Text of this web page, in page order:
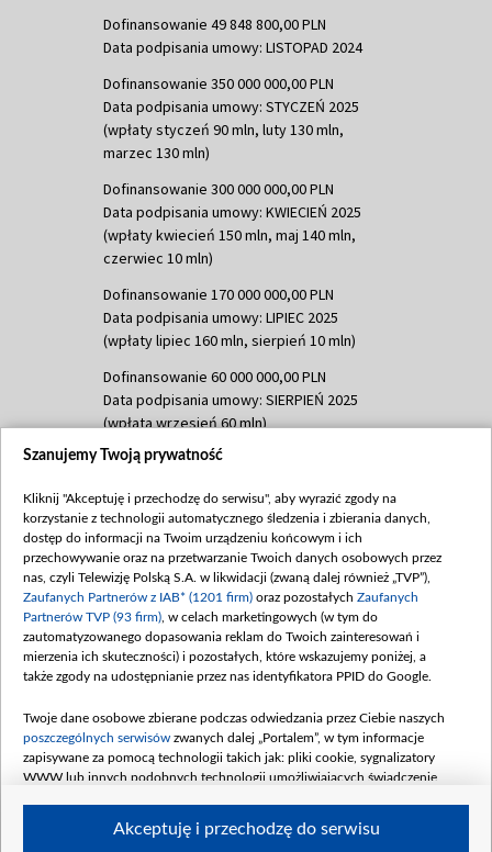
Dofinansowanie 49 848 800,00 PLN
Data podpisania umowy: LISTOPAD 2024
Dofinansowanie 350 000 000,00 PLN
Data podpisania umowy: STYCZEŃ 2025
(wpłaty styczeń 90 mln, luty 130 mln,
marzec 130 mln)
Dofinansowanie 300 000 000,00 PLN
Data podpisania umowy: KWIECIEŃ 2025
(wpłaty kwiecień 150 mln, maj 140 mln,
czerwiec 10 mln)
Dofinansowanie 170 000 000,00 PLN
Data podpisania umowy: LIPIEC 2025
(wpłaty lipiec 160 mln, sierpień 10 mln)
Dofinansowanie 60 000 000,00 PLN
Data podpisania umowy: SIERPIEŃ 2025
(wpłata wrzesień 60 mln)
Dofinansowanie 635 783 051,21 PLN
(wpłata wrzesień 100 mln, październik 350
mln, listopad 265 mln)
Dofinansowanie 48 862 000,00 PLN
Data podpisania umowy: GRUDZIEŃ 2025
(wpłata grudzień 60,548 mln)
Dofinansowanie 900 000 000,00 PLN
Data podpisania umowy: LUTY 2026 (wpłata
kwiecień 180 mln, 7 maja 180 mln, 8
czerwca 90 mln)
Dofinansowanie 250 000 000,00 PLN
4 sierpnia 250 mln
Szanujemy Twoją prywatność
Kliknij "Akceptuję i przechodzę do serwisu", aby wyrazić zgody na
korzystanie z technologii automatycznego śledzenia i zbierania danych,
dostęp do informacji na Twoim urządzeniu końcowym i ich
przechowywanie oraz na przetwarzanie Twoich danych osobowych przez
nas, czyli Telewizję Polską S.A. w likwidacji (zwaną dalej również „TVP”),
Zaufanych Partnerów z IAB* (1201 firm) oraz pozostałych Zaufanych
Partnerów TVP (93 firm) , w celach marketingowych (w tym do
zautomatyzowanego dopasowania reklam do Twoich zainteresowań i
mierzenia ich skuteczności) i pozostałych, które wskazujemy poniżej, a
także zgody na udostępnianie przez nas identyfikatora PPID do Google.
Twoje dane osobowe zbierane podczas odwiedzania przez Ciebie naszych
poszczególnych serwisów zwanych dalej „Portalem”, w tym informacje
zapisywane za pomocą technologii takich jak: pliki cookie, sygnalizatory
WWW lub innych podobnych technologii umożliwiających świadczenie
Akceptuję i przechodzę do serwisu